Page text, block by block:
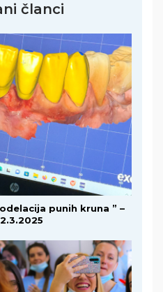
članci
punih kruna ” –